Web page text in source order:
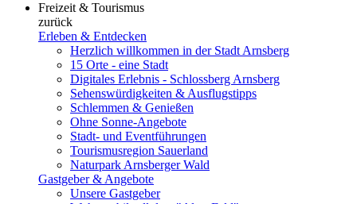
Freizeit & Tourismus
zurück
Erleben & Entdecken
Herzlich willkommen in der Stadt Arnsberg
15 Orte - eine Stadt
Digitales Erlebnis - Schlossberg Arnsberg
Sehenswürdigkeiten & Ausflugstipps
Schlemmen & Genießen
Ohne Sonne-Angebote
Stadt- und Eventführungen
Tourismusregion Sauerland
Naturpark Arnsberger Wald
Gastgeber & Angebote
Unsere Gastgeber